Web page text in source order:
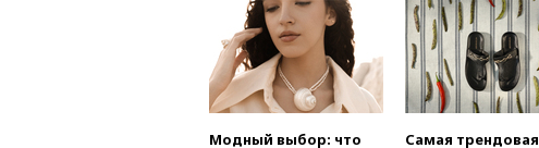
Модный выбор: что
Самая трендовая